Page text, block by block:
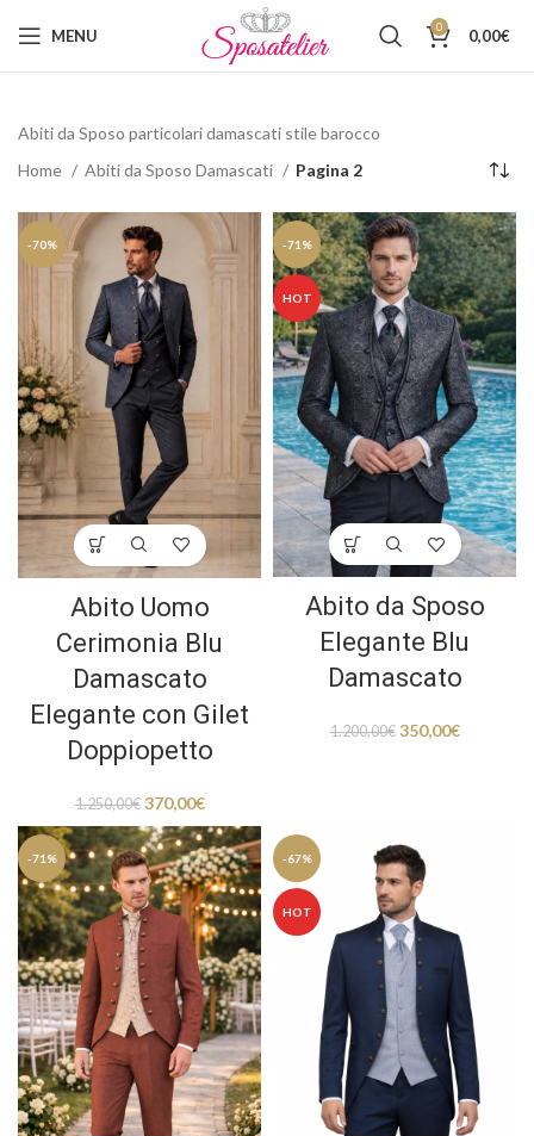
MENU 0 0,00€
Abiti da Sposo particolari damascati stile barocco
Home
Abiti da Sposo Damascati Pagina 2
-70%
Abito Uomo
Cerimonia Blu
Damascato
Elegante con Gilet
Doppiopetto
1.250,00€ 370,00€
-71%
HOT
Abito da Sposo
Elegante Blu
Damascato
1.200,00€ 350,00€
-71% -67%
HOT